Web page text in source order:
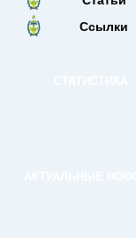
Ссылки